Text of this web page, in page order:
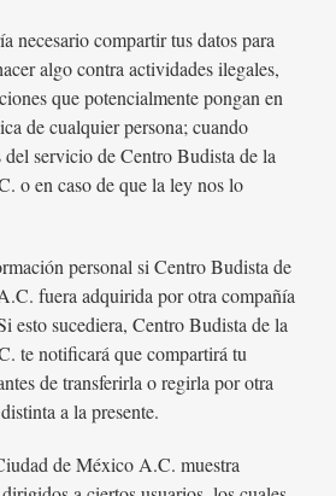
necesario compartir tus datos para
algo contra actividades ilegales,
que potencialmente pongan en
de cualquier persona; cuando
servicio de Centro Budista de la
o en caso de que la ley nos lo
personal si Centro Budista de
fuera adquirida por otra compañía
esto sucediera, Centro Budista de la
te notificará que compartirá tu
de transferirla o regirla por otra
a la presente.
de México A.C. muestra